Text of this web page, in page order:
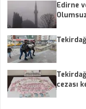
Edirne
cezası